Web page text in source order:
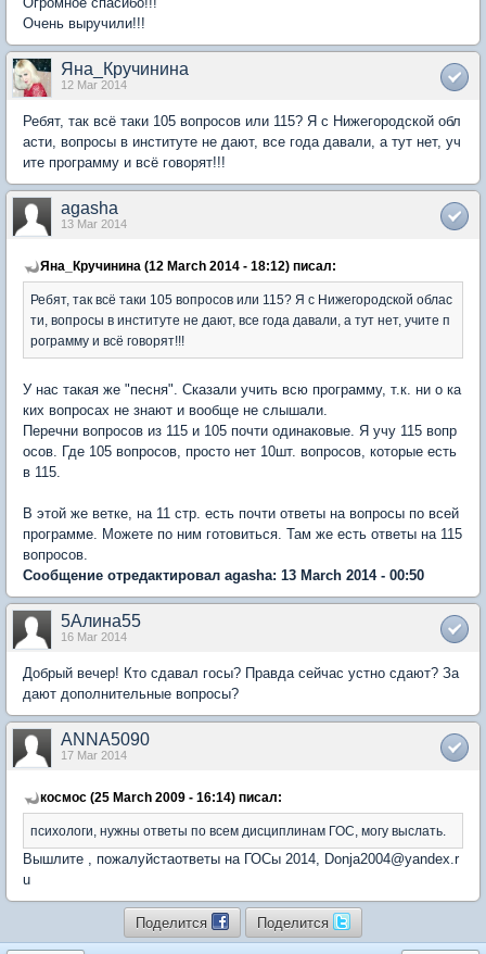
Очень выручили!!!
Яна_Кручинина
12 Mar 2014
Ребят, так всё таки 105 вопросов или 115? Я с Нижегородской обл
асти, вопросы в институте не дают, все года давали, а тут нет, уч
ите программу и всё говорят!!!
agasha
13 Mar 2014
Яна_Кручинина (12 March 2014 - 18:12) писал:
Ребят, так всё таки 105 вопросов или 115? Я с Нижегородской облас
ти, вопросы в институте не дают, все года давали, а тут нет, учите п
рограмму и всё говорят!!!
У нас такая же "песня". Сказали учить всю программу, т.к. ни о ка
ких вопросах не знают и вообще не слышали.
Перечни вопросов из 115 и 105 почти одинаковые. Я учу 115 вопр
осов. Где 105 вопросов, просто нет 10шт. вопросов, которые есть
в 115.
В этой же ветке, на 11 стр. есть почти ответы на вопросы по всей
программе. Можете по ним готовиться. Там же есть ответы на 115
вопросов.
Сообщение отредактировал agasha: 13 March 2014 - 00:50
5Алина55
16 Mar 2014
Добрый вечер! Кто сдавал госы? Правда сейчас устно сдают? За
дают дополнительные вопросы?
ANNA5090
17 Mar 2014
космос (25 March 2009 - 16:14) писал:
психологи, нужны ответы по всем дисциплинам ГОС, могу выслать.
Вышлите , пожалуйстаответы на ГОСы 2014, Donja2004@yandex.r
u
Поделится Поделится